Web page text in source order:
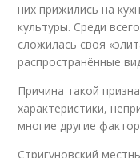
них прижились на
культуры. Среди
сложилась своя
распространённые
Причина такой
характеристики,
многие другие
Стригуновский